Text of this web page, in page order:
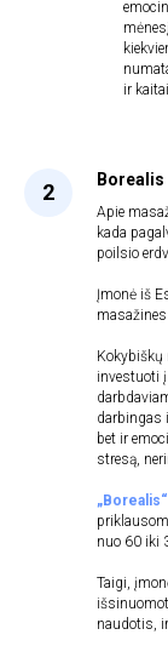
ir
Borealis
Apie
kada
poilsio
Įmonė iš
investuoti
darbingas
bet ir
stresą,
„Borealis“
nuo 60 iki
Taigi,
naudotis,